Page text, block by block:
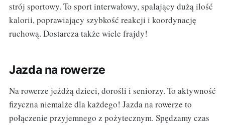
strój sportowy. To sport interwałowy, spalający dużą ilość
kalorii, poprawiający szybkość reakcji i koordynację
ruchową. Dostarcza także wiele frajdy!
Jazda na rowerze
Na rowerze jeżdżą dzieci, dorośli i seniorzy. To aktywność
fizyczna niemalże dla każdego! Jazda na rowerze to
połączenie przyjemnego z pożytecznym. Spędzamy czas